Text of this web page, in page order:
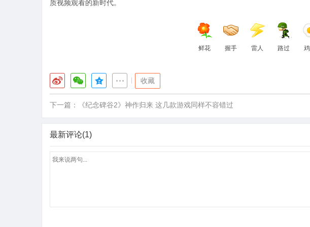
质视频观看的新时代。
鲜花 握手 雷人 路过
收藏
下一篇： 《纪念碑谷2》神作归来 这几款游戏同样不容错过
最新评论(1)